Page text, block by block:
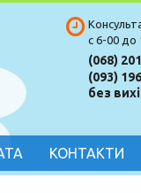
с 6-00 до
(068)
(093)
без
КОНТАКТИ